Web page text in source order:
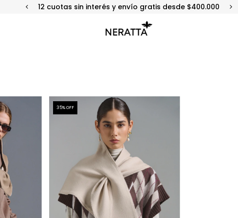
12 cuotas sin interés y envío gratis desde $400.000
35% OFF